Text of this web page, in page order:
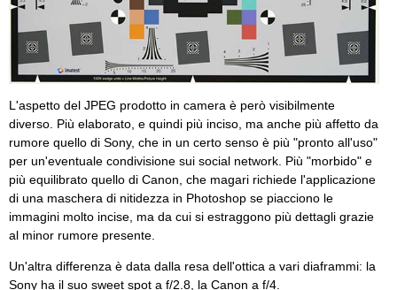
L'aspetto del JPEG prodotto in camera è però visibilmente
diverso. Più elaborato, e quindi più inciso, ma anche più affetto da
rumore quello di Sony, che in un certo senso è più "pronto all'uso"
per un'eventuale condivisione sui social network. Più "morbido" e
più equilibrato quello di Canon, che magari richiede l'applicazione
di una maschera di nitidezza in Photoshop se piacciono le
immagini molto incise, ma da cui si estraggono più dettagli grazie
al minor rumore presente.
Un'altra differenza è data dalla resa dell'ottica a vari diaframmi: la
Sony ha il suo sweet spot a f/2.8, la Canon a f/4.